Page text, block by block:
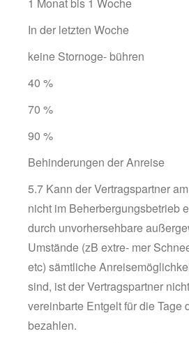
In der letzten Woche
keine Stornoge- bühren
40 %
70 %
90 %
Behinderungen der Anreise
5.7 Kann der Vertragspartner
nicht im Beherbergungsbetrieb
durch unvorhersehbare
Umstände (zB extre- mer
etc) sämtliche
sind, ist der Vertragspartner
vereinbarte Entgelt für die Tage
bezahlen.